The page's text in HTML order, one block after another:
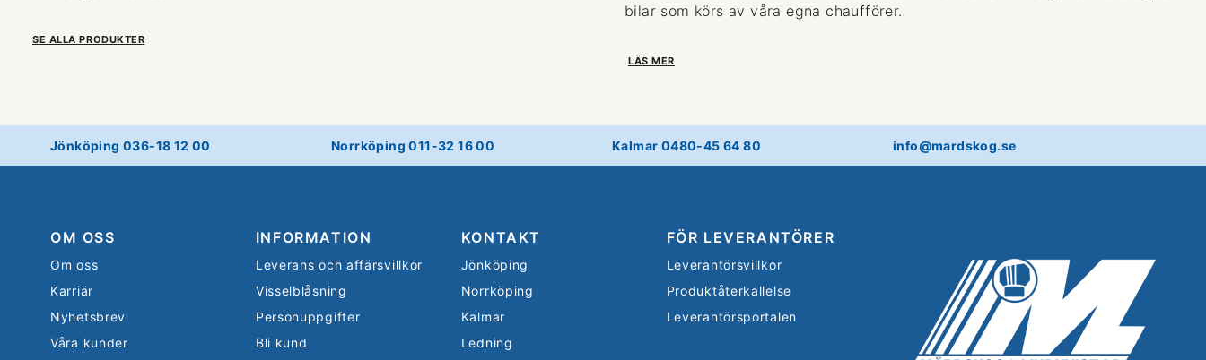
SE ALLA PRODUKTER
bilar som körs av våra egna chaufförer.
LÄS MER
Jönköping 036-18 12 00 Norrköping 011-32 16 00 Kalmar 0480-45 64 80 info@mardskog.se
OM OSS
Om oss
Karriär
Nyhetsbrev
Våra kunder
INFORMATION
Leverans och affärsvillkor
Visselblåsning
Personuppgifter
Bli kund
KONTAKT
Jönköping
Norrköping
Kalmar
Ledning
FÖR LEVERANTÖRER
Leverantörsvillkor
Produktåterkallelse
Leverantörsportalen